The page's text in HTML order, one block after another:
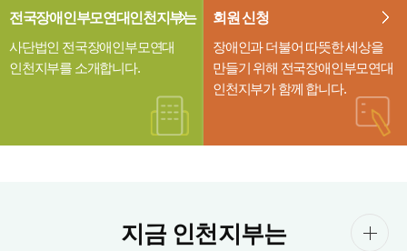
전국장애인부모연대인천지부는
사단법인 전국장애인부모연대
인천지부를 소개합니다.
회원 신청
장애인과 더불어 따뜻한 세상을
만들기 위해 전국장애인부모연대
인천지부가 함께 합니다.
지금 인천지부는